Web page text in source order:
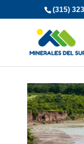
(315)